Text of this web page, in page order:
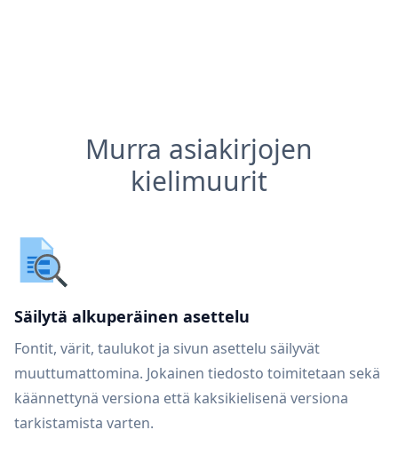
Murra asiakirjojen
kielimuurit
Säilytä alkuperäinen asettelu
Fontit, värit, taulukot ja sivun asettelu säilyvät
muuttumattomina. Jokainen tiedosto toimitetaan sekä
käännettynä versiona että kaksikielisenä versiona
tarkistamista varten.